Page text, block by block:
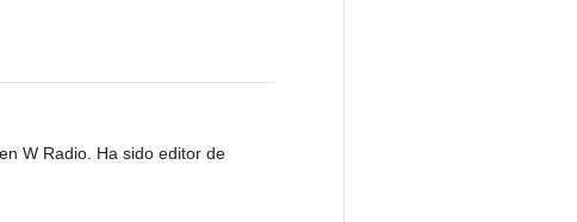
W Radio. Ha sido editor de